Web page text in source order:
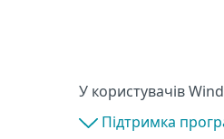
У користувачів
Підтримка